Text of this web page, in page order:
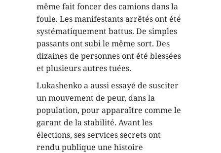
même fait foncer des camions dans la
foule. Les manifestants arrêtés ont été
systématiquement battus. De simples
passants ont subi le même sort. Des
dizaines de personnes ont été blessées
et plusieurs autres tuées.
Lukashenko a aussi essayé de susciter
un mouvement de peur, dans la
population, pour apparaître comme le
garant de la stabilité. Avant les
élections, ses services secrets ont
rendu publique une histoire